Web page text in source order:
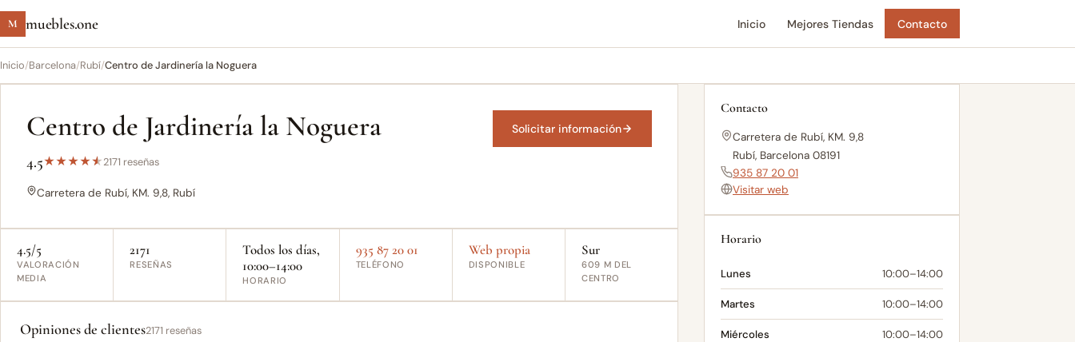
M muebles.one Inicio Mejores Tiendas Contacto
Inicio/Barcelona/Rubí/Centro de Jardinería la Noguera
Centro de Jardinería la Noguera
4.5★★★★★2171 reseñas
Carretera de Rubí, KM. 9,8, Rubí
Solicitar información
4.5/5
VALORACIÓN
MEDIA
2171
RESEÑAS
Todos los días,
10:00–14:00
HORARIO
935 87 20 01
TELÉFONO
Web propia
DISPONIBLE
Sur
609 M DEL
CENTRO
Opiniones de clientes2171 reseñas
Contacto
Carretera de Rubí, KM. 9,8
Rubí, Barcelona 08191
935 87 20 01
Visitar web
Horario
Lunes 10:00–14:00
Martes 10:00–14:00
Miércoles 10:00–14:00